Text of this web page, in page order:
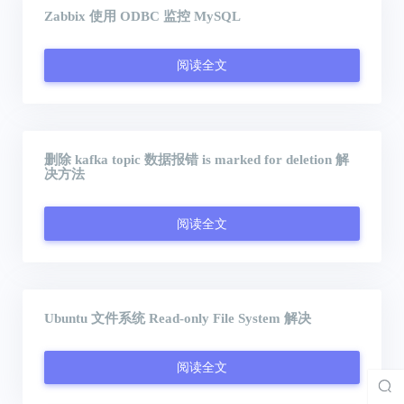
Zabbix 使用 ODBC 监控 MySQL
阅读全文
删除 kafka topic 数据报错 is marked for deletion 解
决方法
阅读全文
Ubuntu 文件系统 Read-only File System 解决
阅读全文